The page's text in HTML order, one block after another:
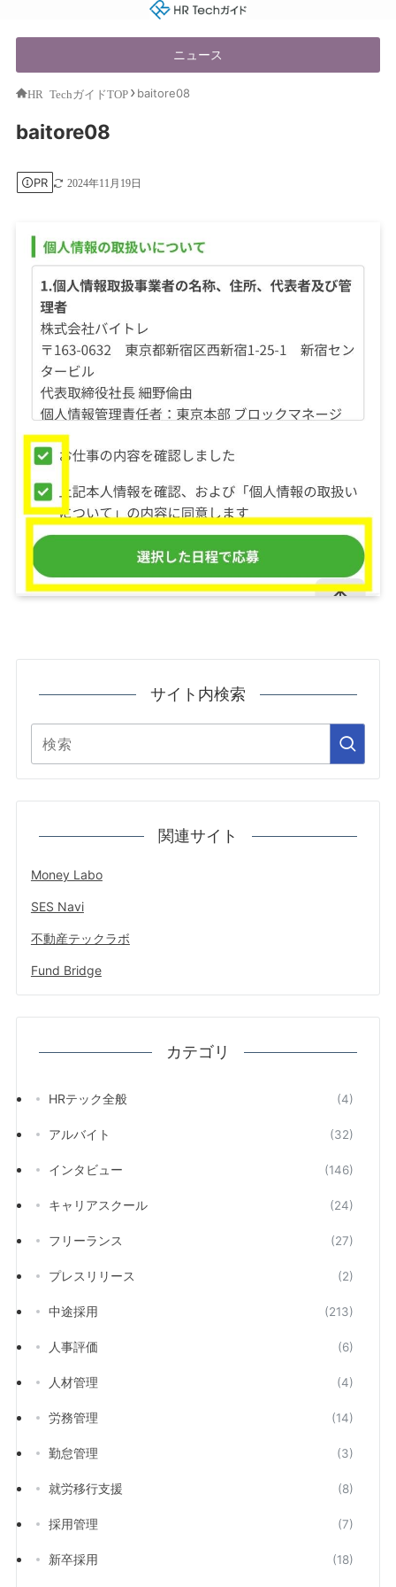
HR Techガイド
ニュース
HR TechガイドTOP baitore08
baitore08
PR 2024年11月19日
サイト内検索
関連サイト
Money Labo
SES Navi
不動産テックラボ
Fund Bridge
カテゴリ
HRテック全般 (4)
アルバイト (32)
インタビュー (146)
キャリアスクール (24)
フリーランス (27)
プレスリリース (2)
中途採用 (213)
人事評価 (6)
人材管理 (4)
労務管理 (14)
勤怠管理 (3)
就労移行支援 (8)
採用管理 (7)
新卒採用 (18)